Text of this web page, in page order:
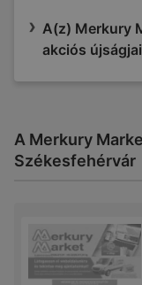
A(z) Merkury
akciós újságjai
A Merkury
Székesfehérvár